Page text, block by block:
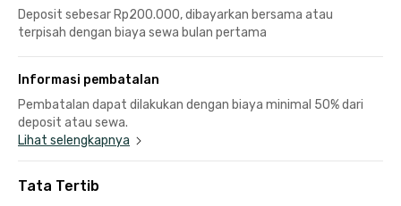
Deposit sebesar Rp200.000, dibayarkan bersama atau
terpisah dengan biaya sewa bulan pertama
Informasi pembatalan
Pembatalan dapat dilakukan dengan biaya minimal 50% dari
deposit atau sewa.
Lihat selengkapnya
Tata Tertib